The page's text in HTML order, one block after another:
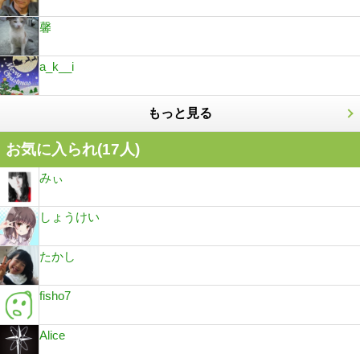
馨
a_k__i
もっと見る
お気に入られ(17人)
みぃ
しょうけい
たかし
fisho7
Alice